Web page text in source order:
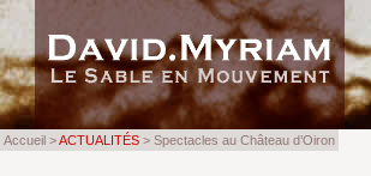
Accueil >ACTUALITÉS > Spectacles au Château d’Oiron